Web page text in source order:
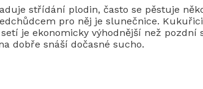
střídání plodin, často se pěstuje
pro něj je slunečnice.
setí je ekonomicky výhodnější než
dobře snáší dočasné sucho.